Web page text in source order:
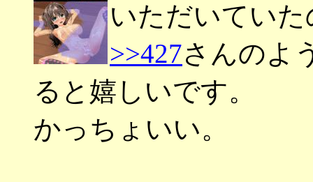
いただいてい
>>427さんのよ
ると嬉しいです。
かっちょいい。